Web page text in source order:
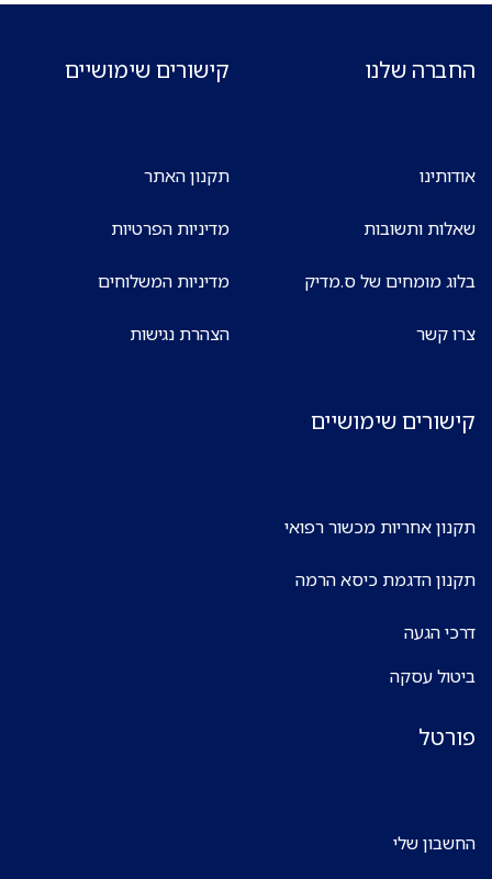
החברה שלנו
אודותינו
שאלות ותשובות
בלוג מומחים של ס.מדיק
צרו קשר
קישורים שימושיים
תקנון האתר
מדיניות הפרטיות
מדיניות המשלוחים
הצהרת נגישות
קישורים שימושיים
תקנון אחריות מכשור רפואי
תקנון הדגמת כיסא הרמה
דרכי הגעה
ביטול עסקה
פורטל
החשבון שלי